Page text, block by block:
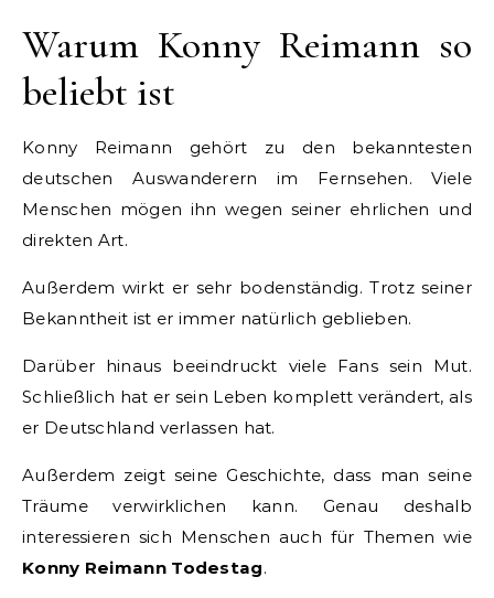
Warum Konny Reimann so
beliebt ist
Konny Reimann gehört zu den bekanntesten
deutschen Auswanderern im Fernsehen. Viele
Menschen mögen ihn wegen seiner ehrlichen und
direkten Art.
Außerdem wirkt er sehr bodenständig. Trotz seiner
Bekanntheit ist er immer natürlich geblieben.
Darüber hinaus beeindruckt viele Fans sein Mut.
Schließlich hat er sein Leben komplett verändert, als
er Deutschland verlassen hat.
Außerdem zeigt seine Geschichte, dass man seine
Träume verwirklichen kann. Genau deshalb
interessieren sich Menschen auch für Themen wie
Konny Reimann Todestag.